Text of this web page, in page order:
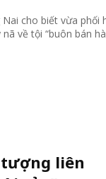
cho biết vừa phối
về tội “buôn bán
liên